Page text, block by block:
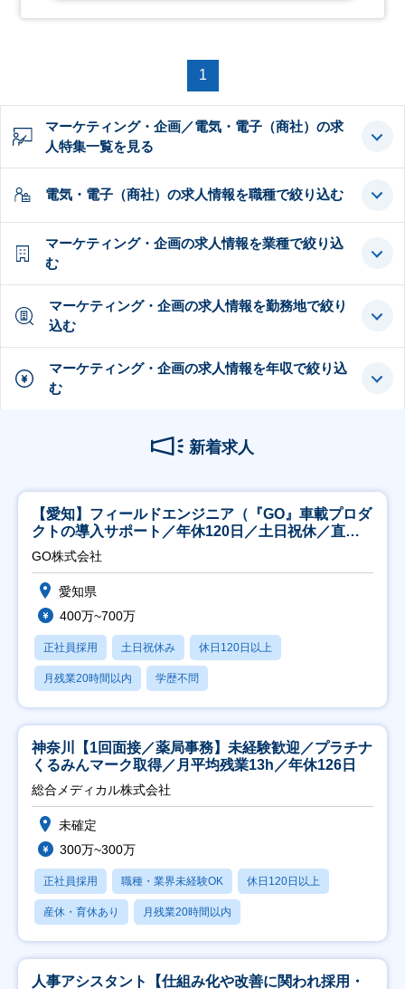
1
マーケティング・企画／電気・電子（商社）の求
人特集一覧を見る
電気・電子（商社）の求人情報を職種で絞り込む
マーケティング・企画の求人情報を業種で絞り込
む
マーケティング・企画の求人情報を勤務地で絞り
込む
マーケティング・企画の求人情報を年収で絞り込
む
新着求人
【愛知】フィールドエンジニア（『GO』車載プロダ
クトの導入サポート／年休120日／土日祝休／直行
直帰
GO株式会社
愛知県
400万~700万
正社員採用 土日祝休み 休日120日以上
月残業20時間以内 学歴不問
神奈川【1回面接／薬局事務】未経験歓迎／プラチナ
くるみんマーク取得／月平均残業13h／年休126日
総合メディカル株式会社
未確定
300万~300万
正社員採用 職種・業界未経験OK 休日120日以上
産休・育休あり 月残業20時間以内
人事アシスタント【仕組み化や改善に関われ採用・